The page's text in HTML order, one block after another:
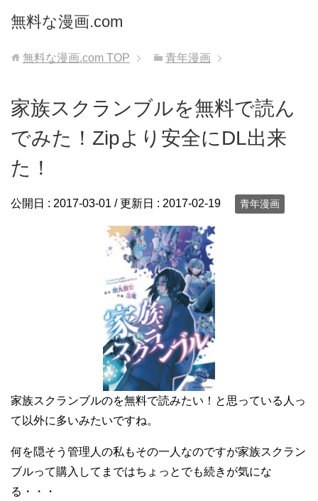
無料な漫画.com
無料な漫画.com TOP 青年漫画
家族スクランブルを無料で読ん
でみた！Zipより安全にDL出来
た！
公開日 : 2017-03-01 / 更新日 : 2017-02-19 青年漫画
家族スクランブルのを無料で読みたい！と思っている人っ
て以外に多いみたいですね。
何を隠そう管理人の私もその一人なのですが家族スクラン
ブルって購入してまではちょっとでも続きが気にな
る・・・